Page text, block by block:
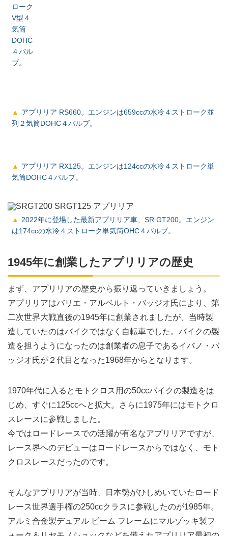
ローク
V型４
気筒
DOHC
４バル
ブ。
アプリリア RS660。エンジンは659ccの水冷４ストローク並
列２気筒DOHC４バルブ。
アプリリア RX125。エンジンは124ccの水冷４ストローク単
気筒DOHC４バルブ。
2022年に登場した最新アプリリア車、SR GT200。エンジン
は174ccの水冷４ストローク単気筒OHC４バルブ。
1945年に創業したアプリリアの歴史
まず、アプリリアの歴史から振り返っていきましょう。
アプリリアはバリエ・アルベルト・バッジオ氏により、第
二次世界大戦直後の1945年に創業されましたが、当時製
造していたのはバイクではなく自転車でした。バイクの製
造を担うようになったのは創業者の息子であるイバノ・バ
ッジオ氏が２代目となった1968年からとなります。
1970年代に入るとモトクロス用の50ccバイクの製造をは
じめ、すぐに125ccへと拡大。さらに1975年にはモトクロ
スレースに参戦しました。
今ではロードレースでの活躍が有名なアプリリアですが、
レース界へのデビューはロードレースからではなく、モト
クロスレースだったのです。
そんなアプリリアが当時、日本勢がひしめいていたロード
レース世界選手権の250ccクラスに参戦したのが1985年。
アルミ合金製デュアル ビーム フレームにマルゾッキ製フ